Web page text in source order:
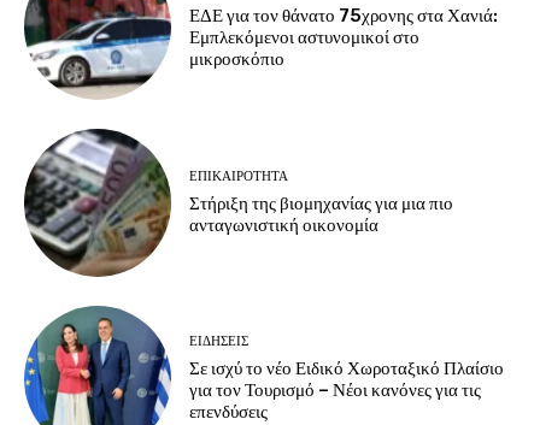
ΕΔΕ για τον θάνατο 75χρονης στα Χανιά:
Εμπλεκόμενοι αστυνομικοί στο
μικροσκόπιο
ΕΠΙΚΑΙΡΟΤΗΤΑ
Στήριξη της βιομηχανίας για μια πιο
ανταγωνιστική οικονομία
ΕΙΔΗΣΕΙΣ
Σε ισχύ το νέο Ειδικό Χωροταξικό Πλαίσιο
για τον Τουρισμό – Νέοι κανόνες για τις
επενδύσεις